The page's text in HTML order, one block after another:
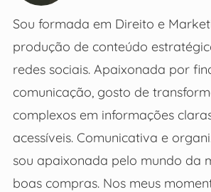
Sou formada em Direito e
produção de conteúdo
redes sociais. Apaixonada por
comunicação, gosto de
complexos em informações
acessíveis. Comunicativa e
sou apaixonada pelo mundo da
boas compras. Nos meus